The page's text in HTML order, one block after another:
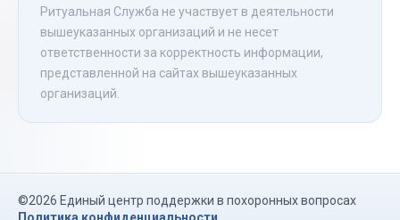
Ритуальная Служба не участвует в деятельности
вышеуказанных организаций и не несет
ответственности за корректность информации,
представленной на сайтах вышеуказанных
организаций.
©2026 Единый центр поддержки в похоронных вопросах